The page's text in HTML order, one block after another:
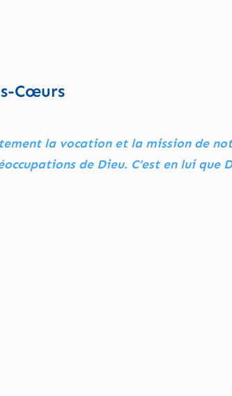
Cœurs
la vocation et la mission de
de Dieu. C’est en lui que